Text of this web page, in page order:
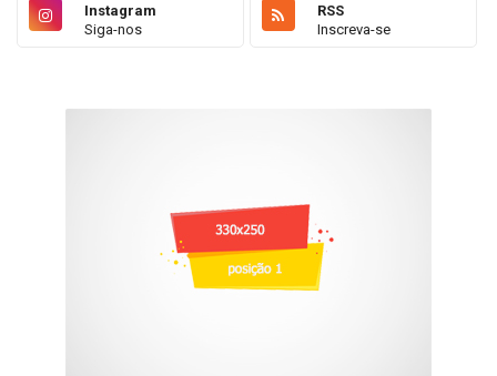
Instagram
Siga-nos
RSS
Inscreva-se